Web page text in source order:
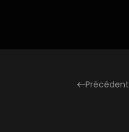
Précédent